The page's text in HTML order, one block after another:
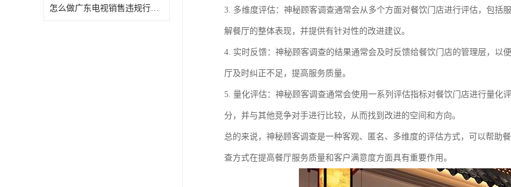
怎么做广东电视销售违规行为神秘顾客检测 3. 多维度评估：神秘顾客调查通常会从多个方面对餐饮门店进行评估，包括
解餐厅的整体表现，并提供有针对性的改进建议。
4. 实时反馈：神秘顾客调查的结果通常会及时反馈给餐饮门店的管理层，以
厅及时纠正不足，提高服务质量。
5. 量化评估：神秘顾客调查通常会使用一系列评估指标对餐饮门店进行量化
分，并与其他竞争对手进行比较，从而找到改进的空间和方向。
总的来说，神秘顾客调查是一种客观、匿名、多维度的评估方式，可以帮助
查方式在提高餐厅服务质量和客户满意度方面具有重要作用。